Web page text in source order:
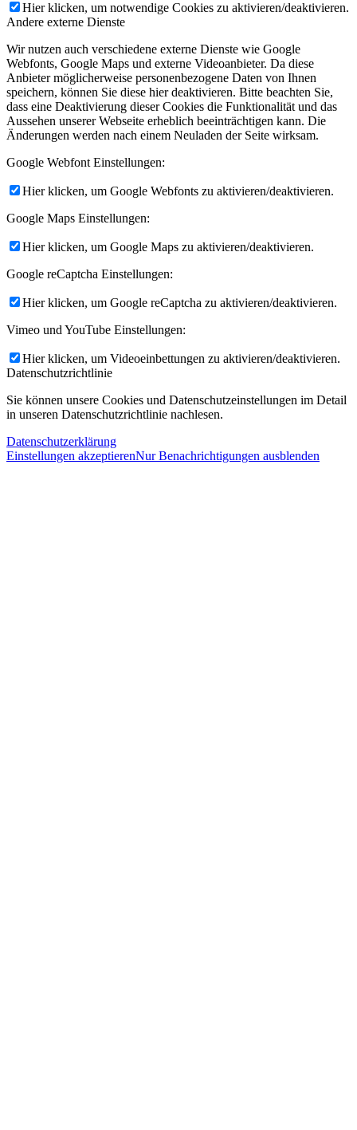
Hier klicken, um notwendige Cookies zu aktivieren/deaktivieren.
Andere externe Dienste
Wir nutzen auch verschiedene externe Dienste wie Google
Webfonts, Google Maps und externe Videoanbieter. Da diese
Anbieter möglicherweise personenbezogene Daten von Ihnen
speichern, können Sie diese hier deaktivieren. Bitte beachten Sie,
dass eine Deaktivierung dieser Cookies die Funktionalität und das
Aussehen unserer Webseite erheblich beeinträchtigen kann. Die
Änderungen werden nach einem Neuladen der Seite wirksam.
Google Webfont Einstellungen:
Hier klicken, um Google Webfonts zu aktivieren/deaktivieren.
Google Maps Einstellungen:
Hier klicken, um Google Maps zu aktivieren/deaktivieren.
Google reCaptcha Einstellungen:
Hier klicken, um Google reCaptcha zu aktivieren/deaktivieren.
Vimeo und YouTube Einstellungen:
Hier klicken, um Videoeinbettungen zu aktivieren/deaktivieren.
Datenschutzrichtlinie
Sie können unsere Cookies und Datenschutzeinstellungen im Detail
in unseren Datenschutzrichtlinie nachlesen.
Datenschutzerklärung
Einstellungen akzeptierenNur Benachrichtigungen ausblenden